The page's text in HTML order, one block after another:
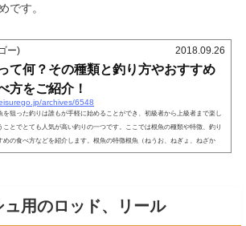
です。
ー) 2018.09.26
て何？その種類と釣り方やおすすめ
方をご紹介！
archives/6548
を狙った釣りは誰もが手軽に始めることができ、初級者から上級者まで楽し
ことでとても人気が高い釣りの一つです。ここでは根魚の種類や特徴、釣り
めの食べ方などを紹介します。根魚の特徴根魚（ねうお、ねぎょ、ねざか
に海底の岩礁や海草の間またはその周辺に生息している魚の総称です。縄張
ュ用のロッド、リール